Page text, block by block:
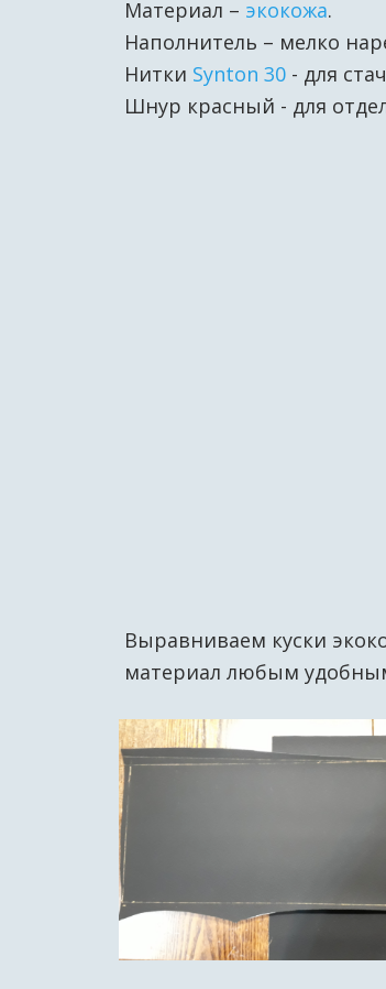
Материал – экокожа.
Наполнитель – мелко
Нитки Synton 30 - для
Шнур красный - для
Выравниваем куски
материал любым